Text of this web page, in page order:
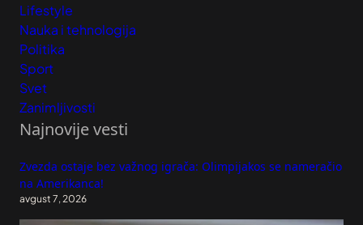
Lifestyle
Nauka i tehnologija
Politika
Sport
Svet
Zanimljivosti
Najnovije vesti
Zvezda ostaje bez važnog igrača: Olimpijakos se nameračio
na Amerikanca!
avgust 7, 2026